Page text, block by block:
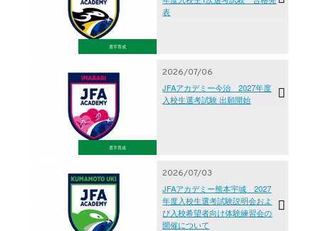
選手育成
表
選手育成
2026/07/06
JFAアカデミー今治 2027年度
入校生選考試験 出願開始
2026/07/03
JFAアカデミー熊本宇城 2027
年度入校生選考試験説明会およ
び入校希望者向け体験練習会の
開催について